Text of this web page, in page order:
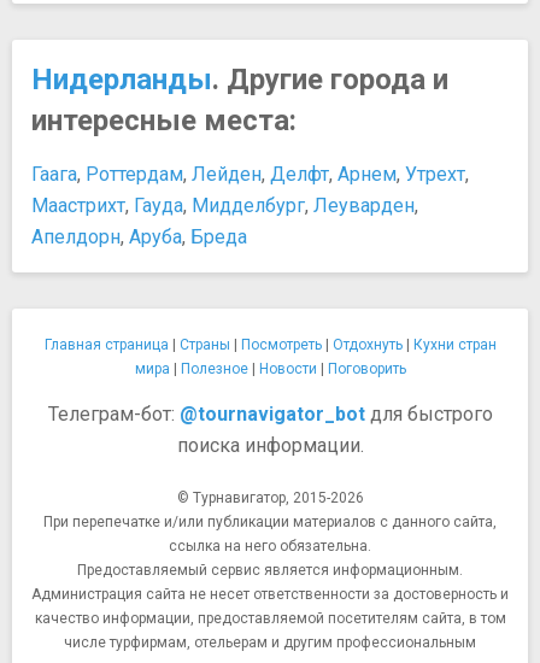
Нидерланды. Другие города и
интересные места:
Гаага, Роттердам, Лейден, Делфт, Арнем, Утрехт,
Маастрихт, Гауда, Мидделбург, Леуварден,
Апелдорн, Аруба, Бреда
Главная страница Страны Посмотреть| Отдохнуть|
Кухни стран
мира
Полезное| Новости Поговорить
Телеграм-бот: @tournavigator_botдля быстрого
поиска информации.
© Турнавигатор, 2015-2026
При перепечатке и/или публикации материалов с данного сайта,
ссылка на него обязательна.
Предоставляемый сервис является информационным.
Администрация сайта не несет ответственности за достоверность и
качество информации, предоставляемой посетителям сайта, в том
числе турфирмам, отельерам и другим профессиональным